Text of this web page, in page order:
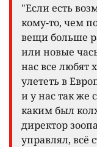
"Если есть
кому-то, чем
вещи больше
или новые
нас все любят
улететь в
и у нас так же
каким был
директор
управлял, всё